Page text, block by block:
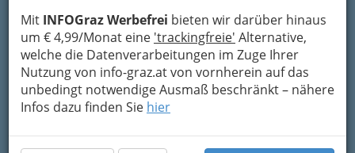
Mit INFOGraz Werbefrei bieten wir darüber hinaus
um € 4,99/Monat eine 'trackingfreie' Alternative,
welche die Datenverarbeitungen im Zuge Ihrer
Nutzung von info-graz.at von vornherein auf das
unbedingt notwendige Ausmaß beschränkt – nähere
Infos dazu finden Sie hier
Eintrag ändern
Standorte Kategorien